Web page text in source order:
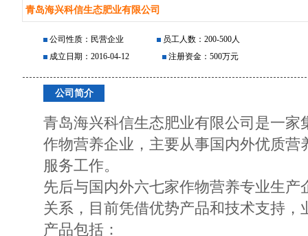
青岛海兴科信生态肥业有限公司
公司性质：民营企业
员工人数：200-500人
成立日期：2016-04-12
注册资金：500万元
公司简介
青岛海兴科信生态肥业有限公司是一家
作物营养企业，主要从事国内外优质营
服务工作。
先后与国内外六七家作物营养专业生
关系，目前凭借优势产品和技术支持，
产品包括：